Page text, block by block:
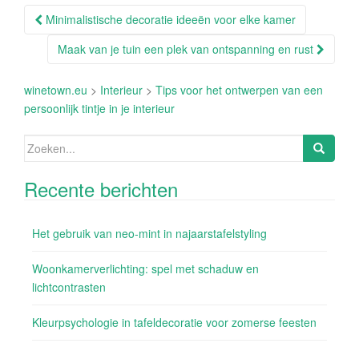
Berichtnavigatie
Minimalistische decoratie ideeën voor elke kamer
Maak van je tuin een plek van ontspanning en rust
winetown.eu > Interieur > Tips voor het ontwerpen van een
persoonlijk tintje in je interieur
Zoeken
Recente berichten
Het gebruik van neo-mint in najaarstafelstyling
Woonkamerverlichting: spel met schaduw en
lichtcontrasten
Kleurpsychologie in tafeldecoratie voor zomerse feesten